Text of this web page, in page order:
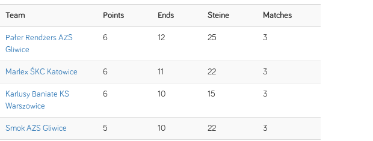
Team Points Ends Steine Matches
Pałer Rendżers AZS
Gliwice
6 12 25 3
Marlex ŚKC Katowice 6 11 22 3
Karlusy Baniate KS
Warszowice
6 10 15 3
Smok AZS Gliwice 5 10 22 3